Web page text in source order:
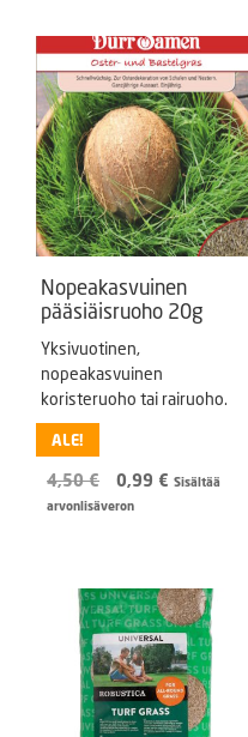
Nopeakasvuinen
pääsiäisruoho 20g
Yksivuotinen,
nopeakasvuinen
koristeruoho tai rairuoho.
ALE!
4,50€
Alkuperäinen
hinta
0,99 € Nykyinen
Sisältää
arvonlisäveron